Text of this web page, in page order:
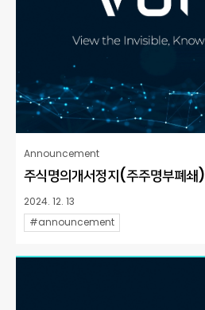
Announcement
주식명의개서정지(주주명부폐쇄)
2024. 12. 13
#announcement